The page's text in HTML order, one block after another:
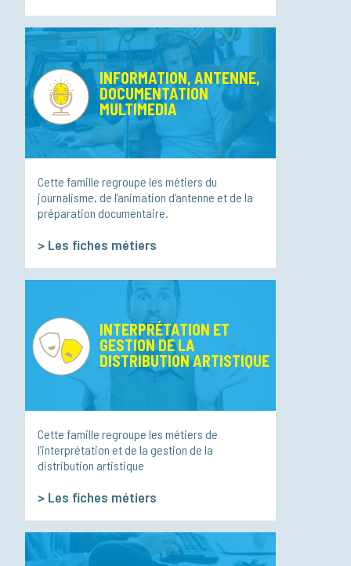
INFORMATION, ANTENNE,
DOCUMENTATION
MULTIMEDIA
Cette famille regroupe les métiers du
journalisme, de l’animation d’antenne et de la
préparation documentaire.
> Les fiches métiers
INTERPRÉTATION ET
GESTION DE LA
DISTRIBUTION ARTISTIQUE
Cette famille regroupe les métiers de
l’interprétation et de la gestion de la
distribution artistique
> Les fiches métiers